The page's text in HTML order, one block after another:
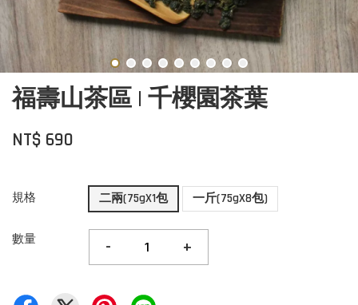
福壽山茶區 | 千櫻園茶葉
NT$ 690
規格 二兩(75gX1包 一斤(75gX8包)
數量 - +